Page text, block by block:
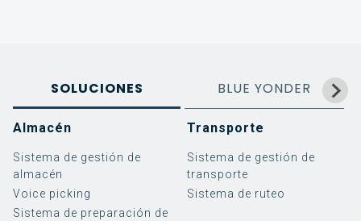
SOLUCIONES BLUE YONDER
Almacén
Sistema de gestión de
almacén
Voice picking
Sistema de preparación de
Transporte
Sistema de gestión de
transporte
Sistema de ruteo